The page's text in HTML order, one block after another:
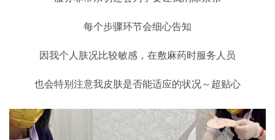
每个步骤环节会细心告知
因我个人肤况比较敏感，在敷麻药时服务人员
也会特别注意我皮肤是否能适应的状况～超贴心